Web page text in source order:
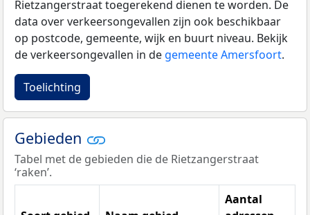
Rietzangerstraat toegerekend dienen te worden. De
data over verkeersongevallen zijn ook beschikbaar
op postcode, gemeente, wijk en buurt niveau. Bekijk
de verkeersongevallen in de gemeente Amersfoort.
Toelichting
Gebieden
Tabel met de gebieden die de Rietzangerstraat
‘raken’.
Aantal